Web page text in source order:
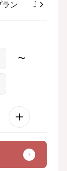
ラン JR＋宿
〜